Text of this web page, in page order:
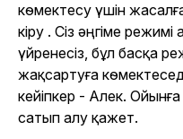
көмектесу үшін
кіру . Сіз әңгіме режимі
үйренесіз, бұл басқа
жақсартуға
кейіпкер - Алек.
сатып алу қажет.